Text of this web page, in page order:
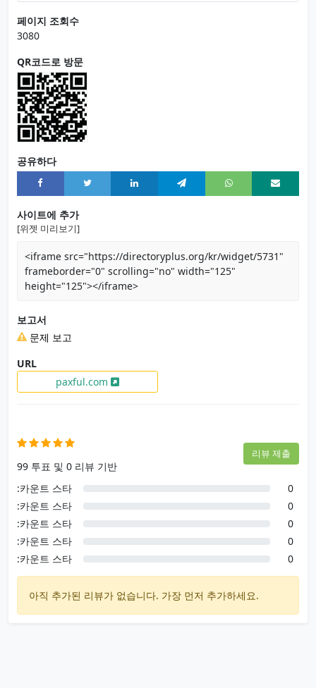
페이지 조회수
3080
QR코드로 방문
공유하다
사이트에 추가
[위젯 미리보기]
<iframe src="https://directoryplus.org/kr/widget/5731"
frameborder="0" scrolling="no" width="125"
height="125"></iframe>
보고서
문제 보고
URL
paxful.com
리뷰 제출
99 투표 및 0 리뷰 기반
:카운트 스타
0
:카운트 스타
0
:카운트 스타
0
:카운트 스타
0
:카운트 스타
0
아직 추가된 리뷰가 없습니다. 가장 먼저 추가하세요.